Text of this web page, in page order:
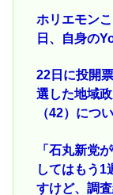
ホリエモン
日、自身の
22日に投開
選した地域
（42）につ
「石丸新党
してはもう1
すけど、調